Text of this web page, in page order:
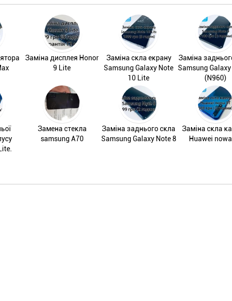
Заміна дисплея Honor
9 Lite
Заміна скла екрану
Samsung Galaxy Note
10 Lite
Заміна
Samsung Galaxy
(N960)
Замена стеклa
samsung A70
Заміна заднього скла
Samsung Galaxy Note 8
Заміна скла
Huawei